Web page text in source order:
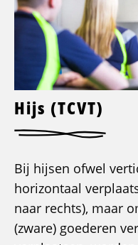
Hijs (TCVT)
Bij hijsen ofwel
horizontaal
naar rechts), maar
(zware) goederen